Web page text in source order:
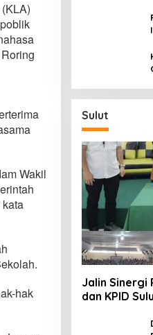
Wakil
hak
Sulut
Jalin Sinergi
dan KPID
Literasi